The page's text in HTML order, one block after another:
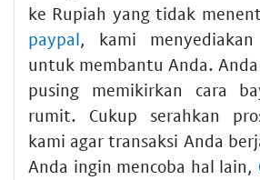
ke Rupiah yang tidak
paypal, kami
untuk membantu Anda.
pusing memikirkan cara
rumit. Cukup serahkan
kami agar transaksi Anda
Anda ingin mencoba hal lain,